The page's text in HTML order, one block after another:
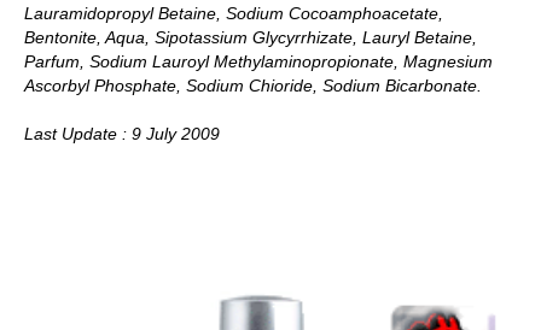
Lauramidopropyl Betaine, Sodium Cocoamphoacetate,
Bentonite, Aqua, Sipotassium Glycyrrhizate, Lauryl Betaine,
Parfum, Sodium Lauroyl Methylaminopropionate, Magnesium
Ascorbyl Phosphate, Sodium Chioride, Sodium Bicarbonate.
Last Update : 9 July 2009